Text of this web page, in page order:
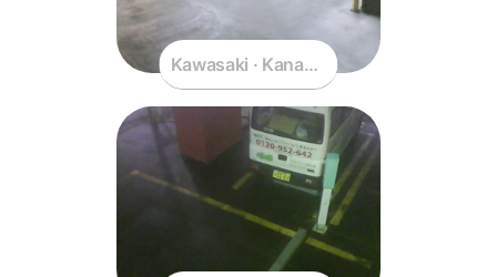
Kawasaki · Kanagawa · Japan